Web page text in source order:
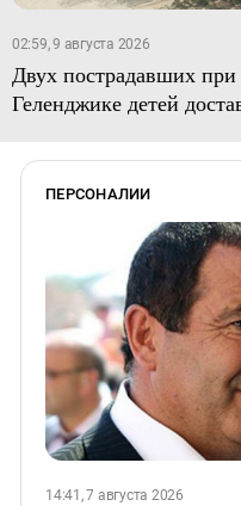
02:59, 9 августа 2026
Двух пострадавших
Геленджике детей
ПЕРСОНАЛИИ
14:41, 7 августа 2026